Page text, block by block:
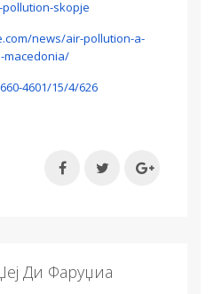
skopje
news/air-pollution-a-
macedonia/
4601/15/4/626
Ди Фаруџиа